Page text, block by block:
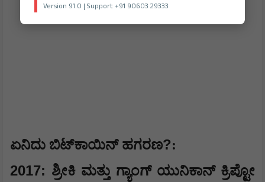
ಏನಿದು ಬಿಟ್‌ಕಾಯಿನ್ ಹಗರಣ?:
2017: ಶ್ರೀಕಿ ಮತ್ತು ಗ್ಯಾಂಗ್ ಯುನಿಕಾನ್ ಕ್ರಿಪ್ಟೋ
Version 91.0 | Support +91 90603 29333